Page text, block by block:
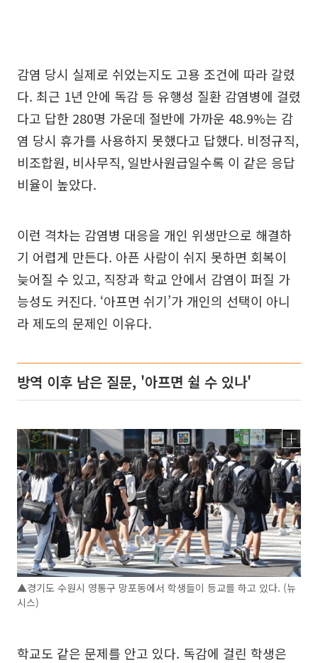
감염 당시 실제로 쉬었는지도 고용 조건에 따라 갈렸
다. 최근 1년 안에 독감 등 유행성 질환 감염병에 걸렸
다고 답한 280명 가운데 절반에 가까운 48.9%는 감
염 당시 휴가를 사용하지 못했다고 답했다. 비정규직,
비조합원, 비사무직, 일반사원급일수록 이 같은 응답
비율이 높았다.
이런 격차는 감염병 대응을 개인 위생만으로 해결하
기 어렵게 만든다. 아픈 사람이 쉬지 못하면 회복이
늦어질 수 있고, 직장과 학교 안에서 감염이 퍼질 가
능성도 커진다. ‘아프면 쉬기’가 개인의 선택이 아니
라 제도의 문제인 이유다.
방역 이후 남은 질문, '아프면 쉴 수 있나'
▲경기도 수원시 영통구 망포동에서 학생들이 등교를 하고 있다. (뉴
시스)
학교도 같은 문제를 안고 있다. 독감에 걸린 학생은